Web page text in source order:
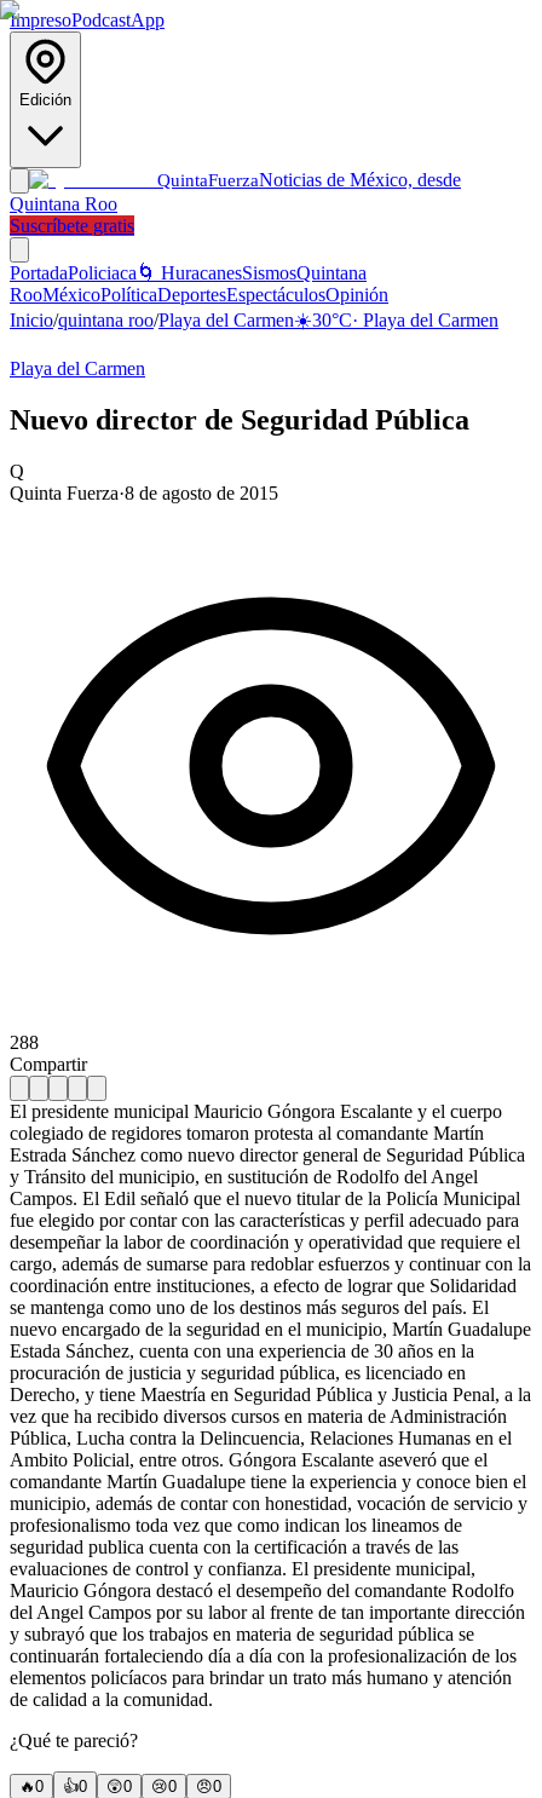
ImpresoPodcastApp
Edición
QuintaFuerzaNoticias de México, desde
Quintana Roo
Suscríbete gratis
PortadaPoliciaca 🌀 HuracanesSismosQuintana
RooMéxicoPolíticaDeportesEspectáculosOpinión
Inicio/quintana roo/Playa del Carmen☀️30°C· Playa del Carmen
Playa del Carmen
Nuevo director de Seguridad Pública
Q
Quinta Fuerza·8 de agosto de 2015
288
Compartir
El presidente municipal Mauricio Góngora Escalante y el cuerpo
colegiado de regidores tomaron protesta al comandante Martín
Estrada Sánchez como nuevo director general de Seguridad Pública
y Tránsito del municipio, en sustitución de Rodolfo del Angel
Campos. El Edil señaló que el nuevo titular de la Policía Municipal
fue elegido por contar con las características y perfil adecuado para
desempeñar la labor de coordinación y operatividad que requiere el
cargo, además de sumarse para redoblar esfuerzos y continuar con la
coordinación entre instituciones, a efecto de lograr que Solidaridad
se mantenga como uno de los destinos más seguros del país. El
nuevo encargado de la seguridad en el municipio, Martín Guadalupe
Estada Sánchez, cuenta con una experiencia de 30 años en la
procuración de justicia y seguridad pública, es licenciado en
Derecho, y tiene Maestría en Seguridad Pública y Justicia Penal, a la
vez que ha recibido diversos cursos en materia de Administración
Pública, Lucha contra la Delincuencia, Relaciones Humanas en el
Ambito Policial, entre otros. Góngora Escalante aseveró que el
comandante Martín Guadalupe tiene la experiencia y conoce bien el
municipio, además de contar con honestidad, vocación de servicio y
profesionalismo toda vez que como indican los lineamos de
seguridad publica cuenta con la certificación a través de las
evaluaciones de control y confianza. El presidente municipal,
Mauricio Góngora destacó el desempeño del comandante Rodolfo
del Angel Campos por su labor al frente de tan importante dirección
y subrayó que los trabajos en materia de seguridad pública se
continuarán fortaleciendo día a día con la profesionalización de los
elementos policíacos para brindar un trato más humano y atención
de calidad a la comunidad.
¿Qué te pareció?
🔥0 👍0 😲0 😢0 😠0